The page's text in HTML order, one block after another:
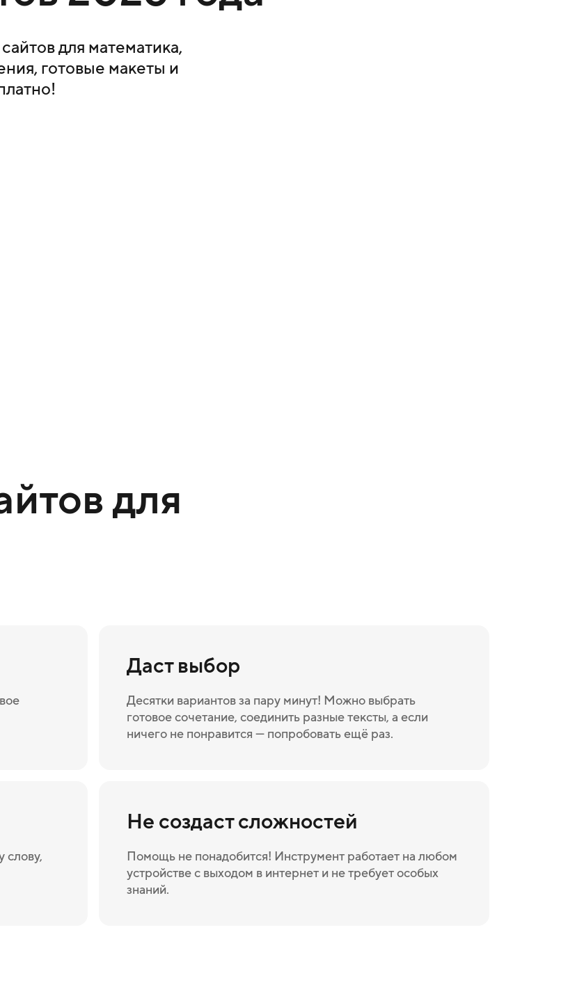
для математика,
готовые макеты и
для
Даст выбор
Десятки вариантов за пару минут! Можно выбрать
готовое сочетание, соединить разные тексты, а если
ничего не понравится — попробовать ещё раз.
слову,
Не создаст сложностей
Помощь не понадобится! Инструмент работает на любом
устройстве с выходом в интернет и не требует особых
знаний.